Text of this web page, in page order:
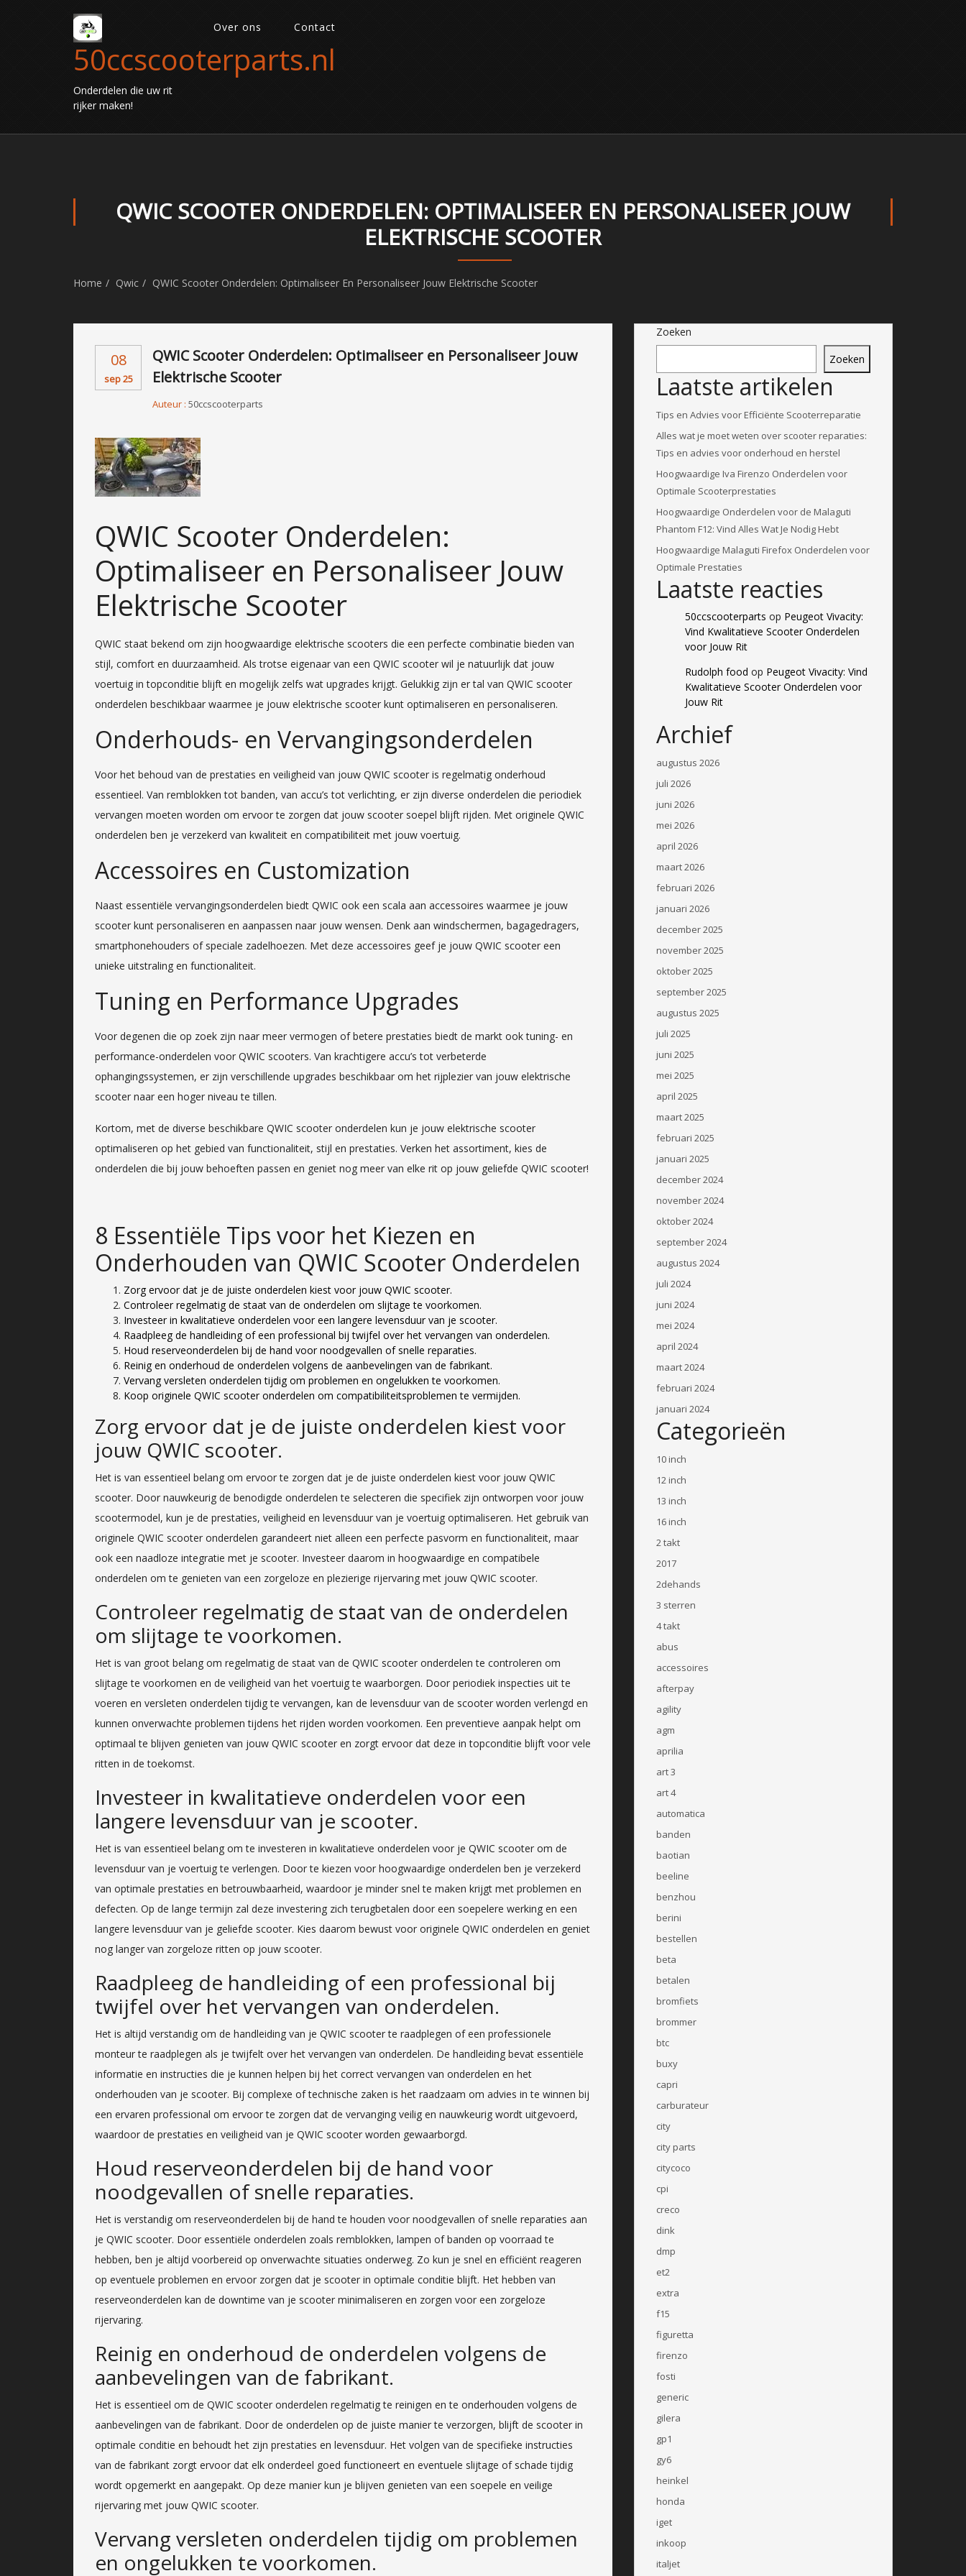
50ccscooterparts.nl
Onderdelen die uw rit
rijker maken!
Over ons Contact
QWIC SCOOTER ONDERDELEN: OPTIMALISEER EN PERSONALISEER JOUW
ELEKTRISCHE SCOOTER
Home Qwic QWIC Scooter Onderdelen: Optimaliseer En Personaliseer Jouw Elektrische Scooter
08
sep 25
QWIC Scooter Onderdelen: Optimaliseer en Personaliseer Jouw
Elektrische Scooter
Auteur : 50ccscooterparts
QWIC Scooter Onderdelen:
Optimaliseer en Personaliseer Jouw
Elektrische Scooter
QWIC staat bekend om zijn hoogwaardige elektrische scooters die een perfecte combinatie bieden van
stijl, comfort en duurzaamheid. Als trotse eigenaar van een QWIC scooter wil je natuurlijk dat jouw
voertuig in topconditie blijft en mogelijk zelfs wat upgrades krijgt. Gelukkig zijn er tal van QWIC scooter
onderdelen beschikbaar waarmee je jouw elektrische scooter kunt optimaliseren en personaliseren.
Onderhouds- en Vervangingsonderdelen
Voor het behoud van de prestaties en veiligheid van jouw QWIC scooter is regelmatig onderhoud
essentieel. Van remblokken tot banden, van accu’s tot verlichting, er zijn diverse onderdelen die periodiek
vervangen moeten worden om ervoor te zorgen dat jouw scooter soepel blijft rijden. Met originele QWIC
onderdelen ben je verzekerd van kwaliteit en compatibiliteit met jouw voertuig.
Accessoires en Customization
Naast essentiële vervangingsonderdelen biedt QWIC ook een scala aan accessoires waarmee je jouw
scooter kunt personaliseren en aanpassen naar jouw wensen. Denk aan windschermen, bagagedragers,
smartphonehouders of speciale zadelhoezen. Met deze accessoires geef je jouw QWIC scooter een
unieke uitstraling en functionaliteit.
Tuning en Performance Upgrades
Voor degenen die op zoek zijn naar meer vermogen of betere prestaties biedt de markt ook tuning- en
performance-onderdelen voor QWIC scooters. Van krachtigere accu’s tot verbeterde
ophangingssystemen, er zijn verschillende upgrades beschikbaar om het rijplezier van jouw elektrische
scooter naar een hoger niveau te tillen.
Kortom, met de diverse beschikbare QWIC scooter onderdelen kun je jouw elektrische scooter
optimaliseren op het gebied van functionaliteit, stijl en prestaties. Verken het assortiment, kies de
onderdelen die bij jouw behoeften passen en geniet nog meer van elke rit op jouw geliefde QWIC scooter!
8 Essentiële Tips voor het Kiezen en
Onderhouden van QWIC Scooter Onderdelen
Zorg ervoor dat je de juiste onderdelen kiest voor jouw QWIC scooter.
Controleer regelmatig de staat van de onderdelen om slijtage te voorkomen.
Investeer in kwalitatieve onderdelen voor een langere levensduur van je scooter.
Raadpleeg de handleiding of een professional bij twijfel over het vervangen van onderdelen.
Houd reserveonderdelen bij de hand voor noodgevallen of snelle reparaties.
Reinig en onderhoud de onderdelen volgens de aanbevelingen van de fabrikant.
Vervang versleten onderdelen tijdig om problemen en ongelukken te voorkomen.
Koop originele QWIC scooter onderdelen om compatibiliteitsproblemen te vermijden.
Zorg ervoor dat je de juiste onderdelen kiest voor
jouw QWIC scooter.
Het is van essentieel belang om ervoor te zorgen dat je de juiste onderdelen kiest voor jouw QWIC
scooter. Door nauwkeurig de benodigde onderdelen te selecteren die specifiek zijn ontworpen voor jouw
scootermodel, kun je de prestaties, veiligheid en levensduur van je voertuig optimaliseren. Het gebruik van
originele QWIC scooter onderdelen garandeert niet alleen een perfecte pasvorm en functionaliteit, maar
ook een naadloze integratie met je scooter. Investeer daarom in hoogwaardige en compatibele
onderdelen om te genieten van een zorgeloze en plezierige rijervaring met jouw QWIC scooter.
Controleer regelmatig de staat van de onderdelen
om slijtage te voorkomen.
Het is van groot belang om regelmatig de staat van de QWIC scooter onderdelen te controleren om
slijtage te voorkomen en de veiligheid van het voertuig te waarborgen. Door periodiek inspecties uit te
voeren en versleten onderdelen tijdig te vervangen, kan de levensduur van de scooter worden verlengd en
kunnen onverwachte problemen tijdens het rijden worden voorkomen. Een preventieve aanpak helpt om
optimaal te blijven genieten van jouw QWIC scooter en zorgt ervoor dat deze in topconditie blijft voor vele
ritten in de toekomst.
Investeer in kwalitatieve onderdelen voor een
langere levensduur van je scooter.
Het is van essentieel belang om te investeren in kwalitatieve onderdelen voor je QWIC scooter om de
levensduur van je voertuig te verlengen. Door te kiezen voor hoogwaardige onderdelen ben je verzekerd
van optimale prestaties en betrouwbaarheid, waardoor je minder snel te maken krijgt met problemen en
defecten. Op de lange termijn zal deze investering zich terugbetalen door een soepelere werking en een
langere levensduur van je geliefde scooter. Kies daarom bewust voor originele QWIC onderdelen en geniet
nog langer van zorgeloze ritten op jouw scooter.
Raadpleeg de handleiding of een professional bij
twijfel over het vervangen van onderdelen.
Het is altijd verstandig om de handleiding van je QWIC scooter te raadplegen of een professionele
monteur te raadplegen als je twijfelt over het vervangen van onderdelen. De handleiding bevat essentiële
informatie en instructies die je kunnen helpen bij het correct vervangen van onderdelen en het
onderhouden van je scooter. Bij complexe of technische zaken is het raadzaam om advies in te winnen bij
een ervaren professional om ervoor te zorgen dat de vervanging veilig en nauwkeurig wordt uitgevoerd,
waardoor de prestaties en veiligheid van je QWIC scooter worden gewaarborgd.
Houd reserveonderdelen bij de hand voor
noodgevallen of snelle reparaties.
Het is verstandig om reserveonderdelen bij de hand te houden voor noodgevallen of snelle reparaties aan
je QWIC scooter. Door essentiële onderdelen zoals remblokken, lampen of banden op voorraad te
hebben, ben je altijd voorbereid op onverwachte situaties onderweg. Zo kun je snel en efficiënt reageren
op eventuele problemen en ervoor zorgen dat je scooter in optimale conditie blijft. Het hebben van
reserveonderdelen kan de downtime van je scooter minimaliseren en zorgen voor een zorgeloze
rijervaring.
Reinig en onderhoud de onderdelen volgens de
aanbevelingen van de fabrikant.
Het is essentieel om de QWIC scooter onderdelen regelmatig te reinigen en te onderhouden volgens de
aanbevelingen van de fabrikant. Door de onderdelen op de juiste manier te verzorgen, blijft de scooter in
optimale conditie en behoudt het zijn prestaties en levensduur. Het volgen van de specifieke instructies
van de fabrikant zorgt ervoor dat elk onderdeel goed functioneert en eventuele slijtage of schade tijdig
wordt opgemerkt en aangepakt. Op deze manier kun je blijven genieten van een soepele en veilige
rijervaring met jouw QWIC scooter.
Vervang versleten onderdelen tijdig om problemen
en ongelukken te voorkomen.
Zoeken
Zoeken
Laatste artikelen
Tips en Advies voor Efficiënte Scooterreparatie
Alles wat je moet weten over scooter reparaties:
Tips en advies voor onderhoud en herstel
Hoogwaardige Iva Firenzo Onderdelen voor
Optimale Scooterprestaties
Hoogwaardige Onderdelen voor de Malaguti
Phantom F12: Vind Alles Wat Je Nodig Hebt
Hoogwaardige Malaguti Firefox Onderdelen voor
Optimale Prestaties
Laatste reacties
50ccscooterparts op Peugeot Vivacity:
Vind Kwalitatieve Scooter Onderdelen
voor Jouw Rit
Rudolph food op Peugeot Vivacity: Vind
Kwalitatieve Scooter Onderdelen voor
Jouw Rit
Archief
augustus 2026
juli 2026
juni 2026
mei 2026
april 2026
maart 2026
februari 2026
januari 2026
december 2025
november 2025
oktober 2025
september 2025
augustus 2025
juli 2025
juni 2025
mei 2025
april 2025
maart 2025
februari 2025
januari 2025
december 2024
november 2024
oktober 2024
september 2024
augustus 2024
juli 2024
juni 2024
mei 2024
april 2024
maart 2024
februari 2024
januari 2024
Categorieën
10 inch
12 inch
13 inch
16 inch
2 takt
2017
2dehands
3 sterren
4 takt
abus
accessoires
afterpay
agility
agm
aprilia
art 3
art 4
automatica
banden
baotian
beeline
benzhou
berini
bestellen
beta
betalen
bromfiets
brommer
btc
buxy
capri
carburateur
city
city parts
citycoco
cpi
creco
dink
dmp
et2
extra
f15
figuretta
firenzo
fosti
generic
gilera
gp1
gy6
heinkel
honda
iget
inkoop
italjet